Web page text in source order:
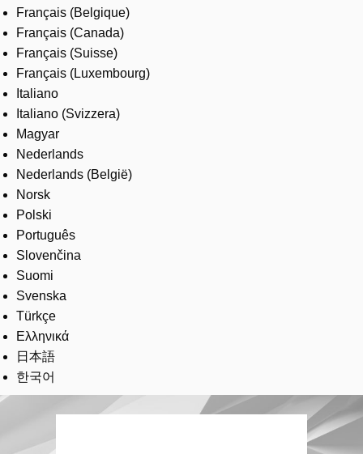
Français (Belgique)
Français (Canada)
Français (Suisse)
Français (Luxembourg)
Italiano
Italiano (Svizzera)
Magyar
Nederlands
Nederlands (België)
Norsk
Polski
Português
Slovenčina
Suomi
Svenska
Türkçe
Ελληνικά
日本語
한국어